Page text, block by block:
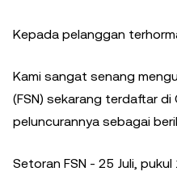
Kepada pelanggan
Kami sangat senang
(FSN) sekarang terdaftar di
peluncurannya sebagai
Setoran FSN - 25 Juli, pukul